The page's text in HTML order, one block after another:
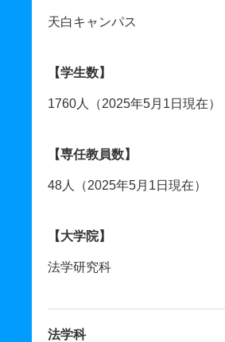
天白キャンパス
【学生数】
1760人（2025年5月1日現在）
【専任教員数】
48人（2025年5月1日現在）
【大学院】
法学研究科
法学科